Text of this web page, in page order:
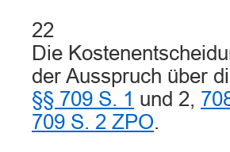
22
Die
der Ausspruch über
§§ 709 S. 1 und 2,
709 S. 2 ZPO.